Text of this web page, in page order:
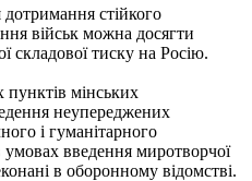
стійкого
військ можна досягти
складової тиску на Росію.
пунктів мінських
неупереджених
і гуманітарного
введення миротворчої
в оборонному відомстві.